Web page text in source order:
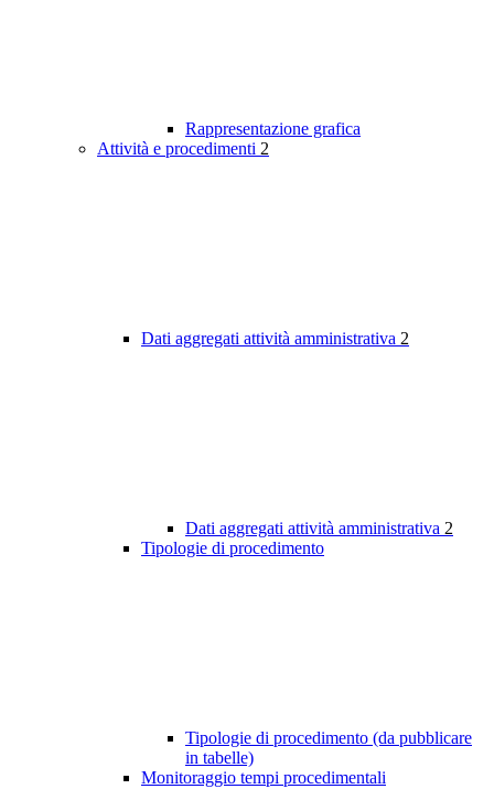
Rappresentazione grafica
Attività e procedimenti 2
Dati aggregati attività amministrativa 2
Dati aggregati attività amministrativa 2
Tipologie di procedimento
Tipologie di procedimento (da pubblicare
in tabelle)
Monitoraggio tempi procedimentali